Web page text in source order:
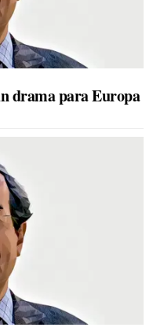
drama para Europa